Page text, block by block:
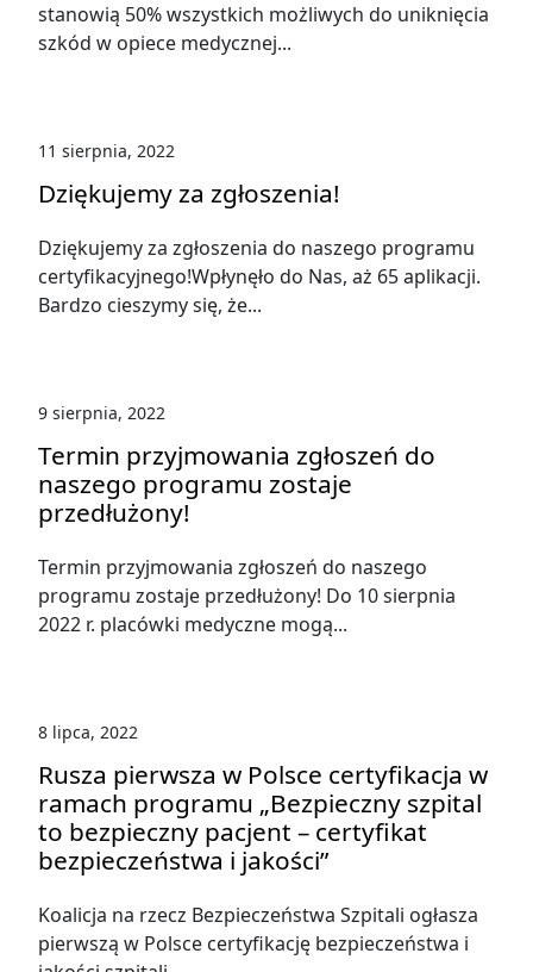
stanowią 50% wszystkich możliwych do uniknięcia
szkód w opiece medycznej...
11 sierpnia, 2022
Dziękujemy za zgłoszenia!
Dziękujemy za zgłoszenia do naszego programu
certyfikacyjnego!Wpłynęło do Nas, aż 65 aplikacji.
Bardzo cieszymy się, że...
9 sierpnia, 2022
Termin przyjmowania zgłoszeń do
naszego programu zostaje
przedłużony!
Termin przyjmowania zgłoszeń do naszego
programu zostaje przedłużony! Do 10 sierpnia
2022 r. placówki medyczne mogą...
8 lipca, 2022
Rusza pierwsza w Polsce certyfikacja w
ramach programu „Bezpieczny szpital
to bezpieczny pacjent – certyfikat
bezpieczeństwa i jakości”
Koalicja na rzecz Bezpieczeństwa Szpitali ogłasza
pierwszą w Polsce certyfikację bezpieczeństwa i